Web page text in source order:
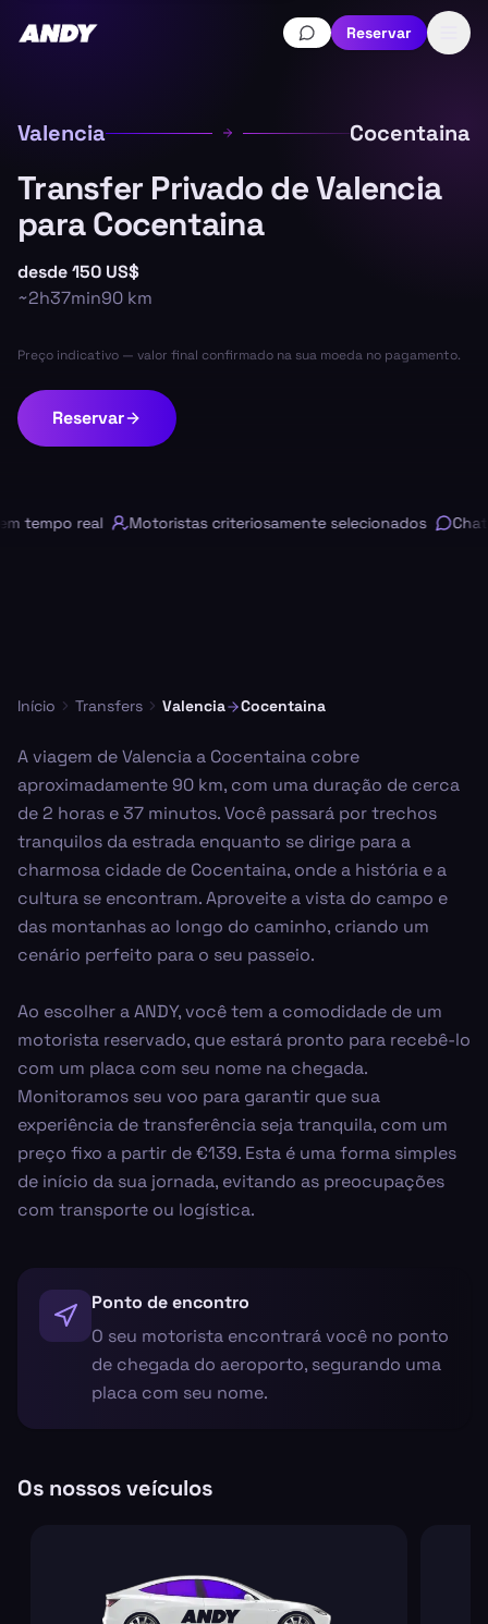
Reservar
Valencia Cocentaina
Transfer Privado de Valencia
para Cocentaina
desde150 US$
~2h37min90 km
Preço indicativo — valor final confirmado na sua moeda no pagamento.
Reservar
tempo real Motoristas criteriosamente selecionados Chat
Início Transfers Valencia Cocentaina
A viagem de Valencia a Cocentaina cobre
aproximadamente 90 km, com uma duração de cerca
de 2 horas e 37 minutos. Você passará por trechos
tranquilos da estrada enquanto se dirige para a
charmosa cidade de Cocentaina, onde a história e a
cultura se encontram. Aproveite a vista do campo e
das montanhas ao longo do caminho, criando um
cenário perfeito para o seu passeio.
Ao escolher a ANDY, você tem a comodidade de um
motorista reservado, que estará pronto para recebê-lo
com um placa com seu nome na chegada.
Monitoramos seu voo para garantir que sua
experiência de transferência seja tranquila, com um
preço fixo a partir de €139. Esta é uma forma simples
de início da sua jornada, evitando as preocupações
com transporte ou logística.
Ponto de encontro
O seu motorista encontrará você no ponto
de chegada do aeroporto, segurando uma
placa com seu nome.
Os nossos veículos